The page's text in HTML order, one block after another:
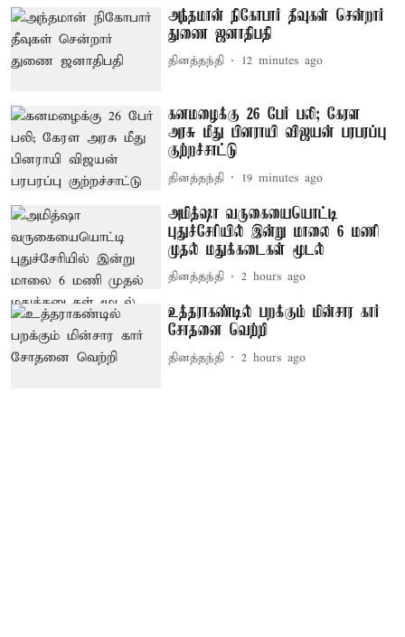
அந்தமான் நிகோபார் தீவுகள் சென்றார்
துணை ஜனாதிபதி
தினத்தந்தி 12 minutes ago
கனமழைக்கு 26 பேர் பலி; கேரள
அரசு மீது பினராயி விஜயன் பரபரப்பு
குற்றச்சாட்டு
தினத்தந்தி 19 minutes ago
அமித்ஷா வருகையையொட்டி
புதுச்சேரியில் இன்று மாலை 6 மணி
முதல் மதுக்கடைகள் மூடல்
தினத்தந்தி 2 hours ago
உத்தராகண்டில் பறக்கும் மின்சார கார்
சோதனை வெற்றி
தினத்தந்தி 2 hours ago